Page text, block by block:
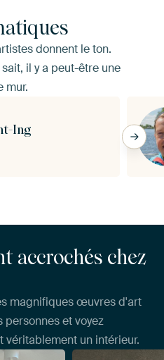
donnent le ton.
il y a peut-être une
mur.
Ing
accrochés chez
magnifiques œuvres d'art
et voyez
un intérieur.